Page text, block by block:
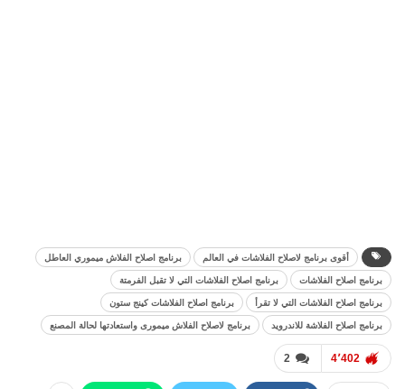
أقوى برنامج لاصلاح الفلاشات في العالم
برنامج اصلاح الفلاش ميموري العاطل
برنامج اصلاح الفلاشات
برنامج اصلاح الفلاشات التي لا تقبل الفرمتة
برنامج اصلاح الفلاشات التي لا تقرأ
برنامج اصلاح الفلاشات كينج ستون
برنامج اصلاح الفلاشة للاندرويد
برنامج لاصلاح الفلاش ميمورى واستعادتها لحالة المصنع
2 4٬402